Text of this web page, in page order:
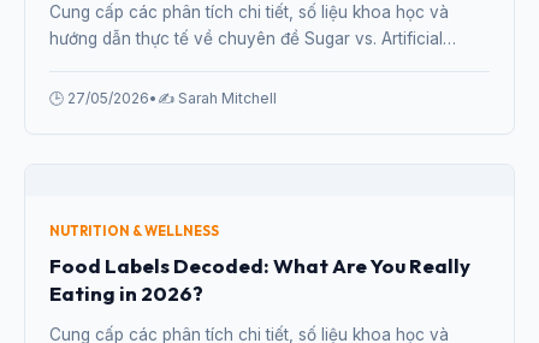
Cung cấp các phân tích chi tiết, số liệu khoa học và
hướng dẫn thực tế về chuyên đề Sugar vs. Artificial
🕒 27/05/2026• ✍️ Sarah Mitchell
NUTRITION & WELLNESS
Food Labels Decoded: What Are You Really
Eating in 2026?
Cung cấp các phân tích chi tiết, số liệu khoa học và